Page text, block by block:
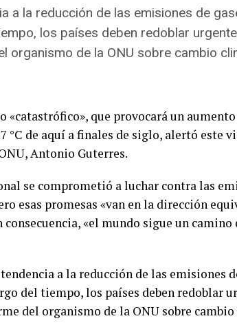
a la reducción de las emisiones de
los países deben redoblar
organismo de la ONU sobre cambio
«catastrófico», que provocará un
°C de aquí a finales de siglo, alertó este
Antonio Guterres.
se comprometió a luchar contra las
esas promesas «van en la dirección
«el mundo sigue un
a la reducción de las emisiones
del tiempo, los países deben redoblar
del organismo de la ONU sobre